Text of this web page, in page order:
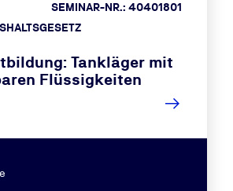
SEMINAR-NR.: 40401801
Tankläger mit
Flüssigkeiten